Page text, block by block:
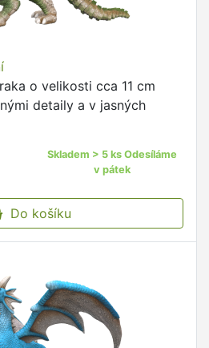
o velikosti cca 11 cm
detaily a v jasných
Skladem > 5 ks Odesíláme
v pátek
Do košíku